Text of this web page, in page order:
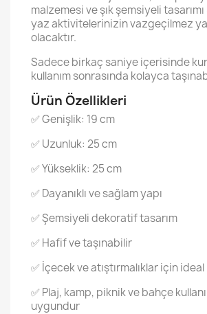
malzemesi ve şık şemsiyeli
yaz aktivitelerinizin vazgeçilmez
olacaktır.
Sadece birkaç saniye içerisinde
kullanım sonrasında kolayca
Ürün Özellikleri
✅ Genişlik: 19 cm
✅ Uzunluk: 25 cm
✅ Yükseklik: 25 cm
✅ Dayanıklı ve sağlam yapı
✅ Şemsiyeli dekoratif tasarım
✅ Hafif ve taşınabilir
✅ İçecek ve atıştırmalıklar için ideal
✅ Plaj, kamp, piknik ve bahçe
uygundur